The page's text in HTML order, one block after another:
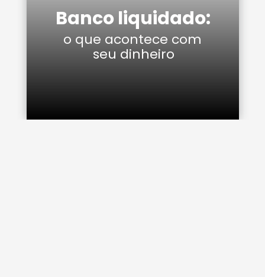
Banco liquidado:
o que acontece com
seu dinheiro